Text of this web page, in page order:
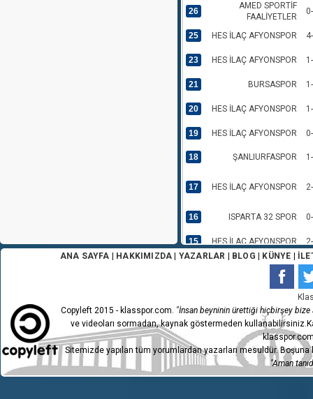
26
AMED SPORTİF
FAALİYETLER
25 HES İLAÇ AFYONSPOR
23 HES İLAÇ AFYONSPOR
21 BURSASPOR
20 HES İLAÇ AFYONSPOR
19 HES İLAÇ AFYONSPOR
18 ŞANLIURFASPOR
17 HES İLAÇ AFYONSPOR
16 ISPARTA 32 SPOR
15 HES İLAÇ AFYONSPOR
BITEXEN DÜZCESPOR
HES İLAÇ AFYONSPOR
12 İNEGÖLSPOR
HES İLAÇ AFYONSPOR
10 TARSUS İDMAN YURDU
ANA SAYFA HAKKIMIZDA YAZARLAR BLOG KÜNYE
Copyleft 2015 - klasspor.com. "İnsan beyninin ürettiği hiçbirşey bize
ve videoları sormadan, kaynak göstermeden
Sitemizde yapılan tüm yorumlardan yazarları mesuldür.
"Aman